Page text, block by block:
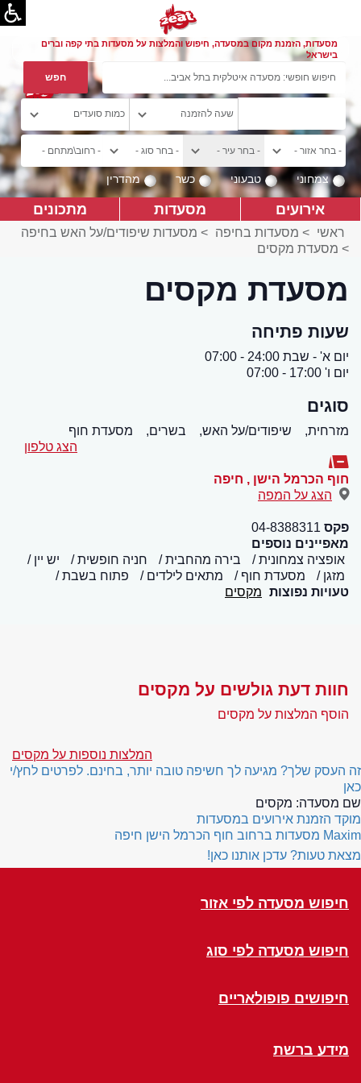
מסעדות, הזמנת מקום במסעדה, חיפוש והמלצות על מסעדות בתי קפה וברים
בישראל
צמחוני טבעוני כשר מהדרין
אירועים מסעדות מתכונים
ראשי > מסעדות בחיפה > מסעדות שיפודים/על האש בחיפה
> מסעדת מקסים
מסעדת מקסים
שעות פתיחה
יום א' - שבת 24:00 - 07:00
יום ו' 17:00 - 07:00
סוגים
מזרחית, שיפודים/על האש, בשרים,
מסעדת חוף
הצג טלפון
חוף הכרמל הישן , חיפה
הצג על המפה
פקס 04-8388311
מאפיינים נוספים
אופציה צמחונית
בירה מהחבית חניה חופשית
יש יין
מזגן
מסעדת חוף מתאים לילדים
פתוח בשבת
טעויות נפוצות מקסים
חוות דעת גולשים על מקסים
הוסף המלצות על מקסים
המלצות נוספות על מקסים
זה העסק שלך? מגיעה לך חשיפה טובה יותר, בחינם. לפרטים לחץ/י
כאן
שם מסעדה: מקסים
מוקד הזמנת אירועים במסעדות
Maxim מסעדות ברחוב חוף הכרמל הישן חיפה
מצאת טעות? עדכן אותנו כאן!
חיפוש מסעדה לפי אזור
חיפוש מסעדה לפי סוג
חיפושים פופולאריים
מידע ברשת